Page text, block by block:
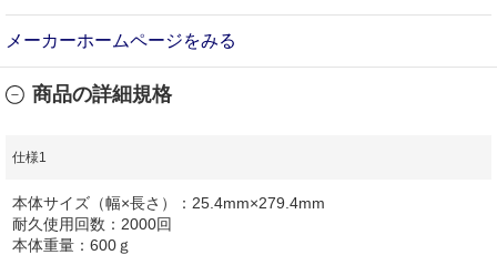
メーカーホームページをみる
商品の詳細規格
仕様1
本体サイズ（幅×長さ）：25.4mm×279.4mm
耐久使用回数：2000回
本体重量：600ｇ